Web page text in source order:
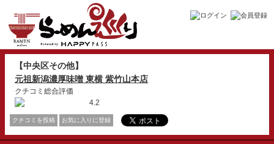
【中央区その他】
元祖新潟濃厚味噌 東横 紫竹山本店
クチコミ総合評価
4.2
クチコミを投稿 お気に入りに登録